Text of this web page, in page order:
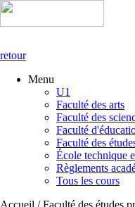
retour
Menu
U1
Faculté des arts
Faculté des
Faculté
Faculté des
École technique
Règlements
Tous les cours
Accueil / Faculté des études